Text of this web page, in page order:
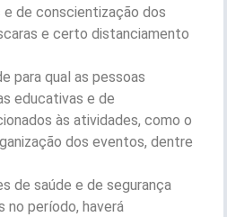
e de conscientização dos
e certo distanciamento
para qual as pessoas
educativas e de
às atividades, como o
dos eventos, dentre
de saúde e de segurança
no período, haverá